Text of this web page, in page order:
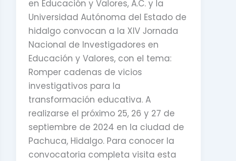
en Educación y Valores, A.C. y la
Universidad Autónoma del Estado de
hidalgo convocan a la XIV Jornada
Nacional de Investigadores en
Educación y Valores, con el tema:
Romper cadenas de vicios
investigativos para la
transformación educativa. A
realizarse el próximo 25, 26 y 27 de
septiembre de 2024 en la ciudad de
Pachuca, Hidalgo. Para conocer la
convocatoria completa visita esta